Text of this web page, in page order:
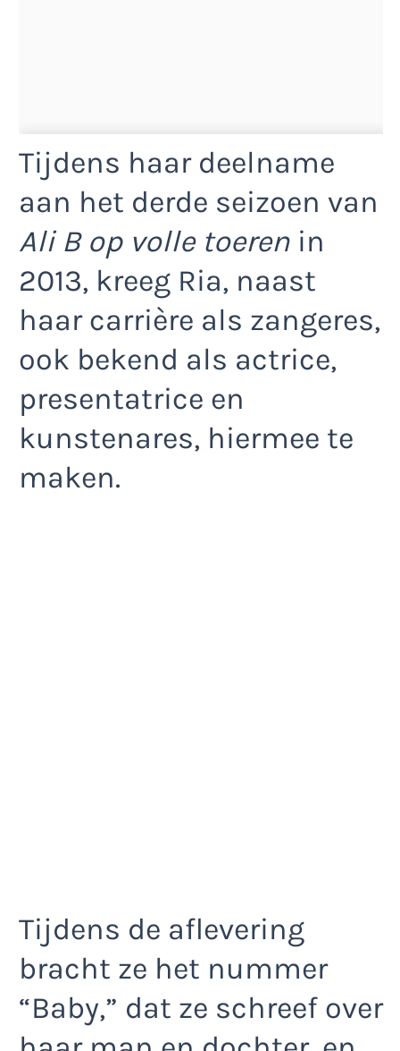
Tijdens haar deelname
aan het derde seizoen van
Ali B op volle toeren in
2013, kreeg Ria, naast
haar carrière als zangeres,
ook bekend als actrice,
presentatrice en
kunstenares, hiermee te
maken.
Tijdens de aflevering
bracht ze het nummer
“Baby,” dat ze schreef over